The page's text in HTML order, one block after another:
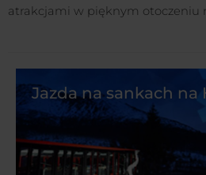
atrakcjami w pięknym otoczeniu
Jazda na sankach na